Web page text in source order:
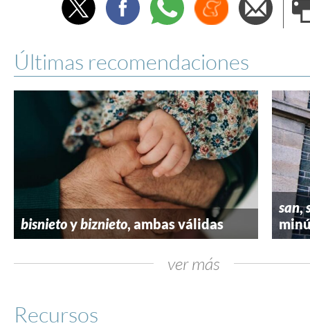
Últimas recomendaciones
bisnietoybiznieto, ambas válidas
san,
ver más
Recursos